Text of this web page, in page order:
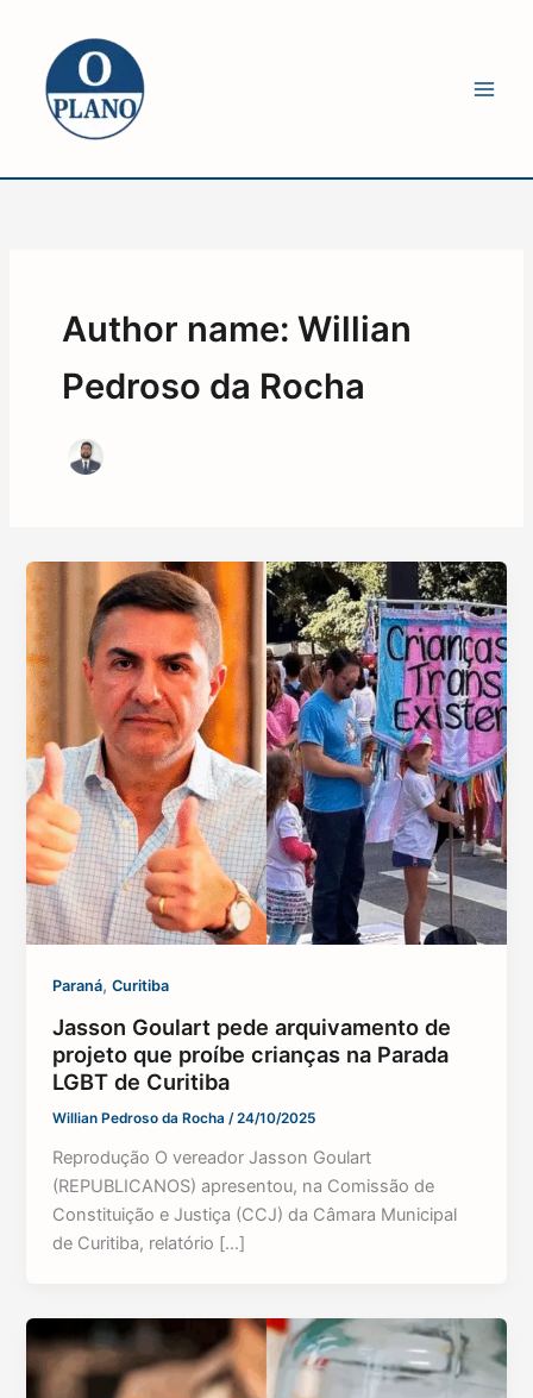
conteúdo
Author name: Willian
Pedroso da Rocha
Paraná,Curitiba
Jasson Goulart pede arquivamento de
projeto que proíbe crianças na Parada
LGBT de Curitiba
Willian Pedroso da Rocha/24/10/2025
Reprodução O vereador Jasson Goulart
(REPUBLICANOS) apresentou, na Comissão de
Constituição e Justiça (CCJ) da Câmara Municipal
de Curitiba, relatório […]